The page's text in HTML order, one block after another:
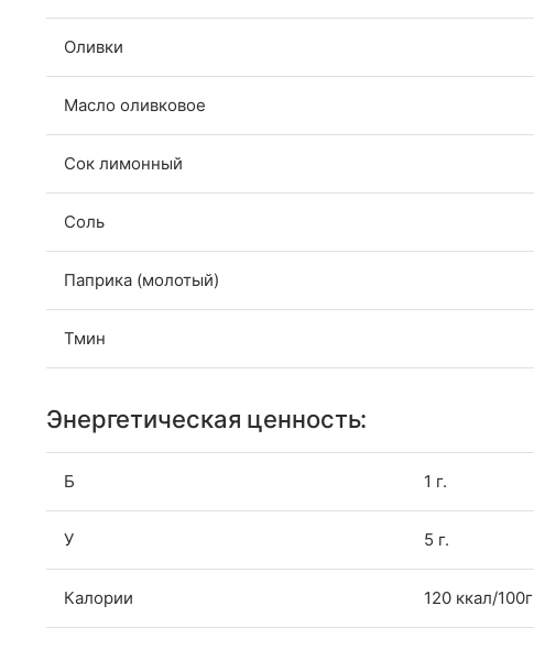
Оливки
Масло оливковое
Сок лимонный
Соль
Паприка (молотый)
Тмин
Энергетическая ценность:
Б 1 г.
У 5 г.
Калории 120 ккал/100г